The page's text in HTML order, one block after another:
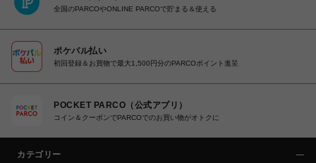
全国のPARCOやONLINE PARCOで貯まる＆使える
ポケパル払い
初回登録＆お買物で最大1,500円分のPARCOポイント進呈
POCKET PARCO（公式アプリ）
コイン＆クーポンでPARCOでのお買い物がオトクに
カテゴリー